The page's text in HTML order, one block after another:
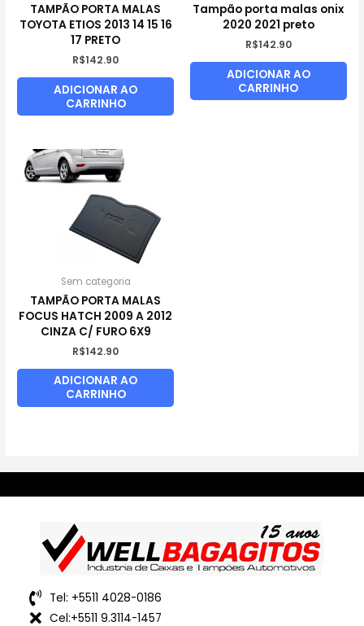
TAMPÃO PORTA MALAS
TOYOTA ETIOS 2013 14 15 16
17 PRETO
R$142.90
ADICIONAR AO
CARRINHO
Tampão porta malas onix
2020 2021 preto
R$142.90
ADICIONAR AO
CARRINHO
Sem categoria
TAMPÃO PORTA MALAS
FOCUS HATCH 2009 A 2012
CINZA C/ FURO 6X9
R$142.90
ADICIONAR AO
CARRINHO
Tel: +5511 4028-0186
Cel:+5511 9.3114-1457